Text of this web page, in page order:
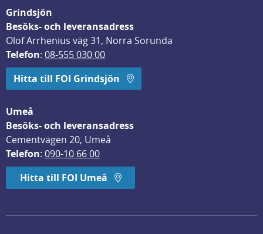
Grindsjön
Besöks- och leveransadress
Olof Arrhenius väg 31, Norra Sorunda
Telefon: 08-555 030 00
Hitta till FOI Grindsjön
Umeå
Besöks- och leveransadress
Cementvägen 20, Umeå
Telefon: 090-10 66 00
Hitta till FOI Umeå